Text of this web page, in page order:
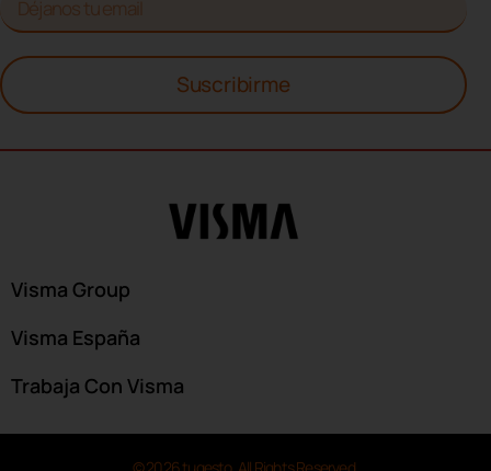
Suscribirme
Visma Group
Visma España
Trabaja Con Visma